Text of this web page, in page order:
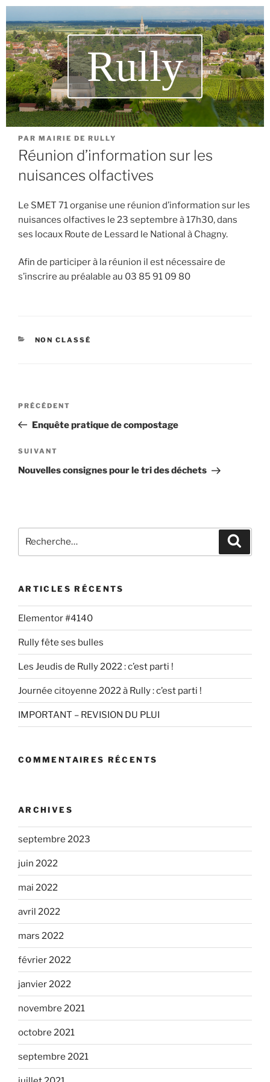
Rully
PAR MAIRIE DE RULLY
Réunion d’information sur les
nuisances olfactives
Le SMET 71 organise une réunion d’information sur les
nuisances olfactives le 23 septembre à 17h30, dans
ses locaux Route de Lessard le National à Chagny.
Afin de participer à la réunion il est nécessaire de
s’inscrire au préalable au 03 85 91 09 80
NON CLASSÉ
PRÉCÉDENT
Enquête pratique de compostage
SUIVANT
Nouvelles consignes pour le tri des déchets
ARTICLES RÉCENTS
Elementor #4140
Rully fête ses bulles
Les Jeudis de Rully 2022 : c’est parti !
Journée citoyenne 2022 à Rully : c’est parti !
IMPORTANT – REVISION DU PLUI
COMMENTAIRES RÉCENTS
ARCHIVES
septembre 2023
juin 2022
mai 2022
avril 2022
mars 2022
février 2022
janvier 2022
novembre 2021
octobre 2021
septembre 2021